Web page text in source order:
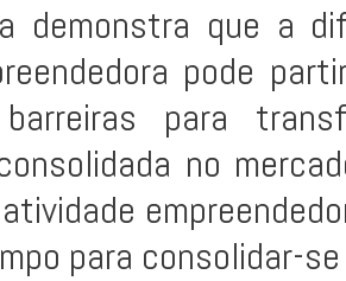
demonstra que a
pode
para
no
para consolidar-